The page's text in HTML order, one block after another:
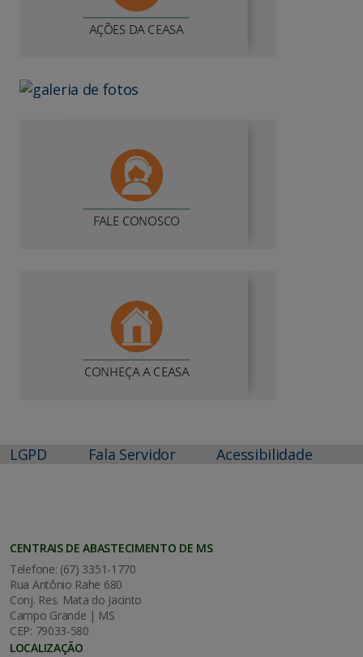
LGPD Fala Servidor Acessibilidade
CENTRAIS DE ABASTECIMENTO DE MS
Telefone: (67) 3351-1770
Rua Antônio Rahe 680
Conj. Res. Mata do Jacinto
Campo Grande | MS
CEP: 79033-580
LOCALIZAÇÃO